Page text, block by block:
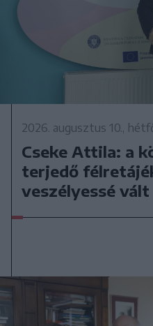
2026. augusztus 10.,
Cseke Attila: a
terjedő
veszélyessé vált